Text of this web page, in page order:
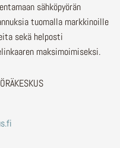
sähköpyörän
tuomalla markkinoille
sekä helposti
maksimoimiseksi.